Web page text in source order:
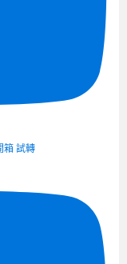
箱 試轉